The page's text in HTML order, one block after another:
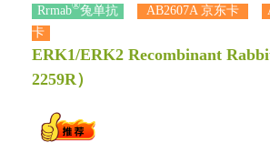
Rrmab®兔单抗 AB2607A 京东卡
卡
ERK1/ERK2 Recombinant
2259R）